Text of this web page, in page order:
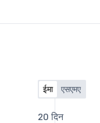
ईमा एसएमए
20 दिन